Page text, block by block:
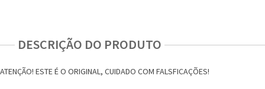
DESCRIÇÃO DO PRODUTO
ATENÇÃO! ESTE É O ORIGINAL, CUIDADO COM FALSFICAÇÕES!